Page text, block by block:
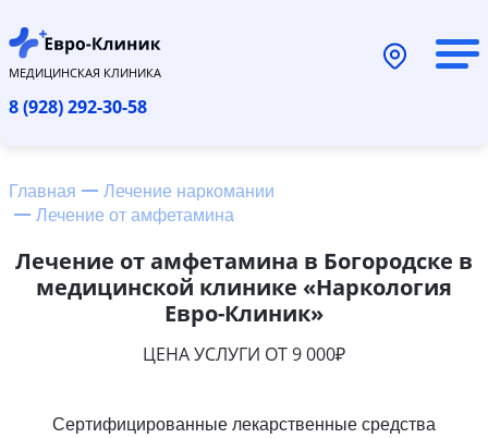
МЕДИЦИНСКАЯ КЛИНИКА
8 (928) 292-30-58
Главная
Лечение наркомании
Лечение от амфетамина
Лечение от амфетамина в Богородске в
медицинской клинике «Наркология
Евро-Клиник»
ЦЕНА УСЛУГИ ОТ 9 000₽
Сертифицированные лекарственные средства